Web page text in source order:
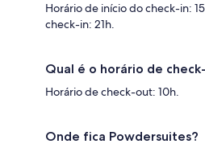
Horário de início do check-in:
check-in: 21h.
Qual é o horário de
Horário de check-out: 10h.
Onde fica Powdersuites?